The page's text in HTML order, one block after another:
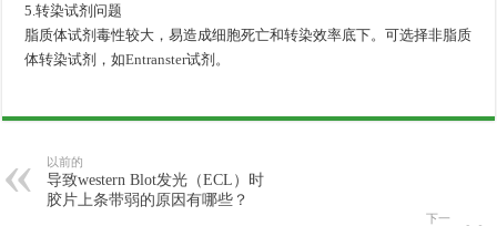
5.转染试剂问题
脂质体试剂毒性较大，易造成细胞死亡和转染效率底下。可选择非脂质
体转染试剂，如Entranster试剂。
以前的
导致western Blot发光（ECL）时
胶片上条带弱的原因有哪些？
下一